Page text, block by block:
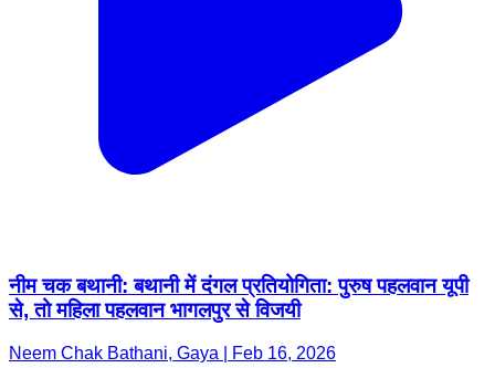
नीम चक बथानी: बथानी में दंगल प्रतियोगिता: पुरुष पहलवान यूपी
से, तो महिला पहलवान भागलपुर से विजयी
Neem Chak Bathani, Gaya | Feb 16, 2026